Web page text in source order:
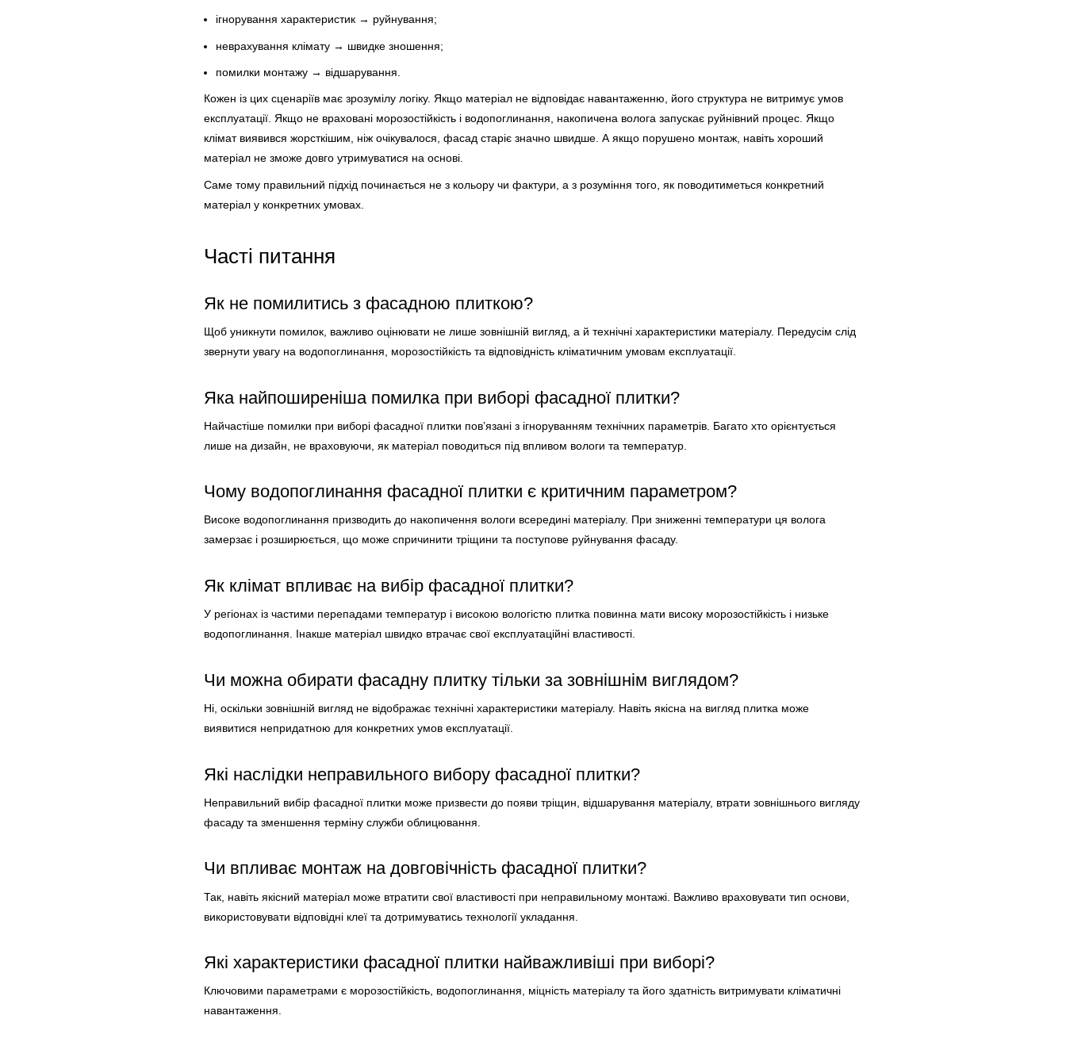
ігнорування характеристик → руйнування;
неврахування клімату → швидке зношення;
помилки монтажу → відшарування.
Кожен із цих сценаріїв має зрозумілу логіку. Якщо матеріал не відповідає навантаженню, його структура не витримує умов
експлуатації. Якщо не враховані морозостійкість і водопоглинання, накопичена волога запускає руйнівний процес. Якщо
клімат виявився жорсткішим, ніж очікувалося, фасад старіє значно швидше. А якщо порушено монтаж, навіть хороший
матеріал не зможе довго утримуватися на основі.
Саме тому правильний підхід починається не з кольору чи фактури, а з розуміння того, як поводитиметься конкретний
матеріал у конкретних умовах.
Часті питання
Як не помилитись з фасадною плиткою?
Щоб уникнути помилок, важливо оцінювати не лише зовнішній вигляд, а й технічні характеристики матеріалу. Передусім слід
звернути увагу на водопоглинання, морозостійкість та відповідність кліматичним умовам експлуатації.
Яка найпоширеніша помилка при виборі фасадної плитки?
Найчастіше помилки при виборі фасадної плитки пов’язані з ігноруванням технічних параметрів. Багато хто орієнтується
лише на дизайн, не враховуючи, як матеріал поводиться під впливом вологи та температур.
Чому водопоглинання фасадної плитки є критичним параметром?
Високе водопоглинання призводить до накопичення вологи всередині матеріалу. При зниженні температури ця волога
замерзає і розширюється, що може спричинити тріщини та поступове руйнування фасаду.
Як клімат впливає на вибір фасадної плитки?
У регіонах із частими перепадами температур і високою вологістю плитка повинна мати високу морозостійкість і низьке
водопоглинання. Інакше матеріал швидко втрачає свої експлуатаційні властивості.
Чи можна обирати фасадну плитку тільки за зовнішнім виглядом?
Ні, оскільки зовнішній вигляд не відображає технічні характеристики матеріалу. Навіть якісна на вигляд плитка може
виявитися непридатною для конкретних умов експлуатації.
Які наслідки неправильного вибору фасадної плитки?
Неправильний вибір фасадної плитки може призвести до появи тріщин, відшарування матеріалу, втрати зовнішнього вигляду
фасаду та зменшення терміну служби облицювання.
Чи впливає монтаж на довговічність фасадної плитки?
Так, навіть якісний матеріал може втратити свої властивості при неправильному монтажі. Важливо враховувати тип основи,
використовувати відповідні клеї та дотримуватись технології укладання.
Які характеристики фасадної плитки найважливіші при виборі?
Ключовими параметрами є морозостійкість, водопоглинання, міцність матеріалу та його здатність витримувати кліматичні
навантаження.